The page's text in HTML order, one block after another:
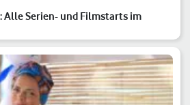
Alle Serien- und Filmstarts im